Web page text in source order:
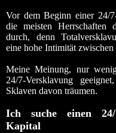
Vor dem Beginn einer 24/
die meisten Herrschaften
durch, denn
eine hohe Intimität
Meine Meinung, nur
24/7-Versklavung
Sklaven davon träumen.
Ich suche einen 24/
Kapital